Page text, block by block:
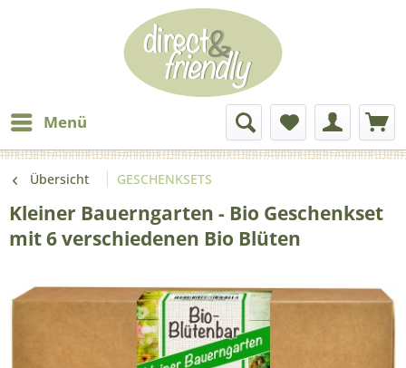
Menü
Übersicht GESCHENKSETS
Kleiner Bauerngarten - Bio Geschenkset
mit 6 verschiedenen Bio Blüten